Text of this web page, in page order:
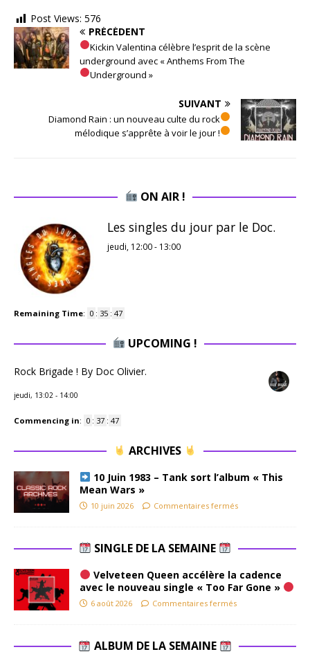
Post Views: 576
PRÉCÉDENT
Kickin Valentina célèbre l’esprit de la scène
underground avec « Anthems From The
Underground »
SUIVANT
Diamond Rain : un nouveau culte du rock
mélodique s’apprête à voir le jour !
ON AIR !
Les singles du jour par le Doc.
jeudi, 12:00- 13:00
Remaining Time: 0 : 35 : 47
UPCOMING !
Rock Brigade ! By Doc Olivier.
jeudi, 13:02 - 14:00
Commencing in: 0 : 37 : 47
ARCHIVES
10 Juin 1983 – Tank sort l’album « This
Mean Wars »
10 juin 2026 Commentaires fermés
SINGLE DE LA SEMAINE
Velveteen Queen accélère la cadence
avec le nouveau single « Too Far Gone »
6 août 2026 Commentaires fermés
ALBUM DE LA SEMAINE